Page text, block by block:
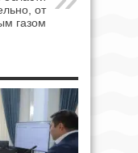
от
газом